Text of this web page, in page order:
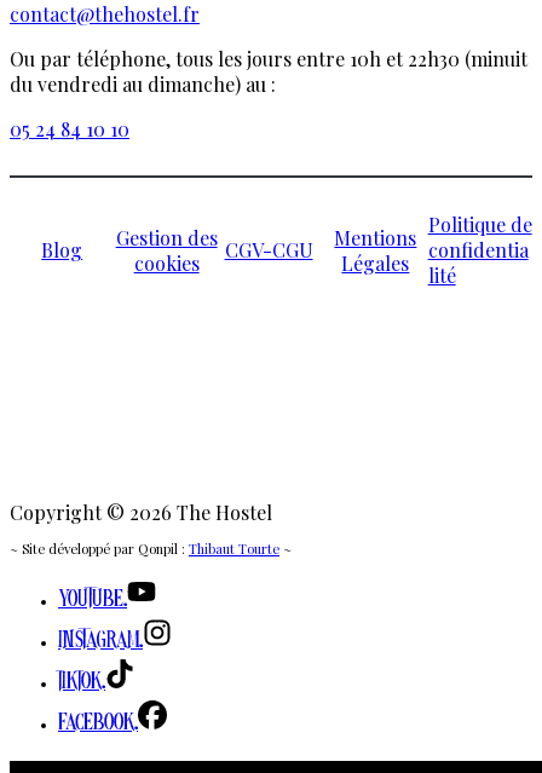
contact@thehostel.fr
Ou par téléphone, tous les jours entre 10h et 22h30 (minuit
du vendredi au dimanche) au :
05 24 84 10 10
Blog
Gestion des
cookies
CGV-CGU
Mentions
Légales
Politique de
confidentia
lité
Copyright © 2026 The Hostel
~ Site développé par Qonpil : Thibaut Tourte ~
Youtube.
Instagram.
TikTok.
Facebook.